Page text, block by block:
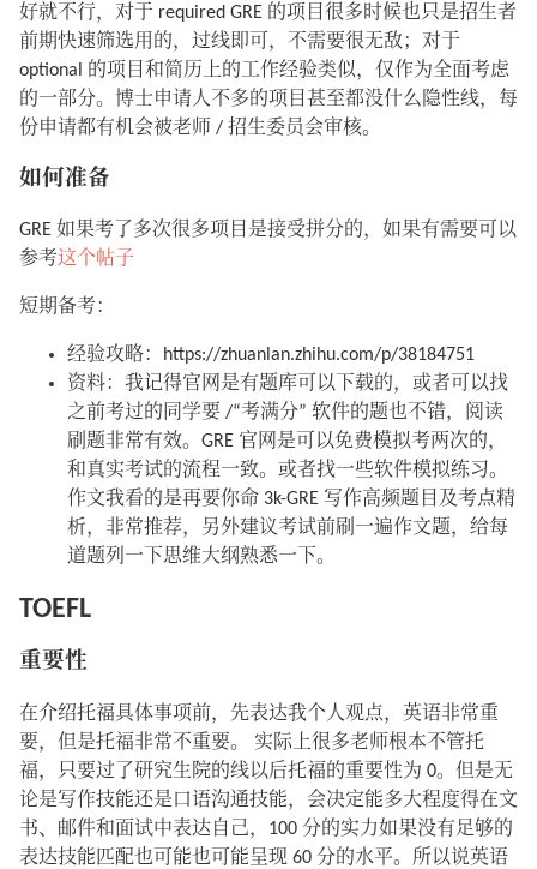
好就不行，对于 required GRE 的项目很多时候也只是招生者
前期快速筛选用的，过线即可，不需要很无敌；对于
optional 的项目和简历上的工作经验类似，仅作为全面考虑
的一部分。博士申请人不多的项目甚至都没什么隐性线，每
份申请都有机会被老师 / 招生委员会审核。
如何准备
GRE 如果考了多次很多项目是接受拼分的，如果有需要可以
参考这个帖子
短期备考：
经验攻略：https://zhuanlan.zhihu.com/p/38184751
资料：我记得官网是有题库可以下载的，或者可以找
之前考过的同学要 /“考满分” 软件的题也不错，阅读
刷题非常有效。GRE 官网是可以免费模拟考两次的，
和真实考试的流程一致。或者找一些软件模拟练习。
作文我看的是再要你命 3k-GRE 写作高频题目及考点精
析，非常推荐，另外建议考试前刷一遍作文题，给每
道题列一下思维大纲熟悉一下。
TOEFL
重要性
在介绍托福具体事项前，先表达我个人观点，英语非常重
要，但是托福非常不重要。 实际上很多老师根本不管托
福，只要过了研究生院的线以后托福的重要性为 0。但是无
论是写作技能还是口语沟通技能，会决定能多大程度得在文
书、邮件和面试中表达自己，100 分的实力如果没有足够的
表达技能匹配也可能也可能呈现 60 分的水平。所以说英语